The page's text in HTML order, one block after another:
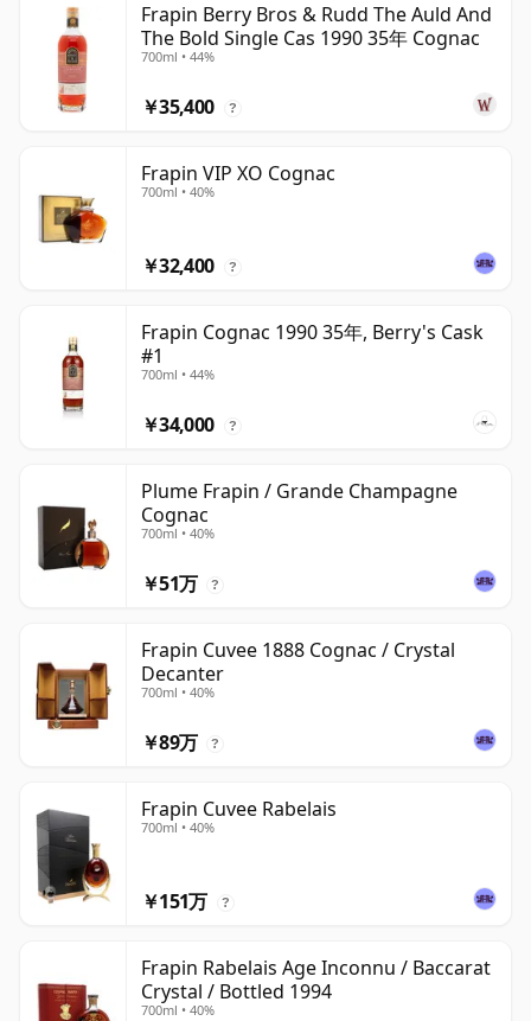
Frapin Berry Bros & Rudd The Auld And
The Bold Single Cas 1990 35年 Cognac
700ml • 44%
￥35,400 ?
Frapin VIP XO Cognac
700ml • 40%
￥32,400 ?
Frapin Cognac 1990 35年, Berry's Cask
#1
700ml • 44%
￥34,000 ?
Plume Frapin / Grande Champagne
Cognac
700ml • 40%
￥51万 ?
Frapin Cuvee 1888 Cognac / Crystal
Decanter
700ml • 40%
￥89万 ?
Frapin Cuvee Rabelais
700ml • 40%
￥151万 ?
Frapin Rabelais Age Inconnu / Baccarat
Crystal / Bottled 1994
700ml • 40%